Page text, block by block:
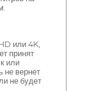
или 4K,
принят
или
не вернет
не будет